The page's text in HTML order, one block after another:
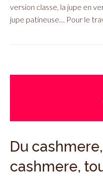
version classe, la jupe en
jupe patineuse… Pour le
Du
cashmere,